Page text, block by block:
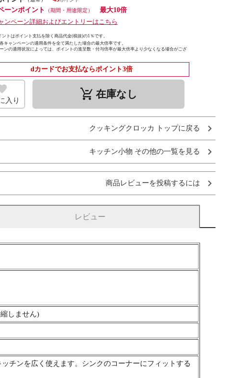
ーンポイント
（期間・用途限定）
最大10倍
ンペーン詳細およびエントリーはこちら
トはポイント支払を除く商品代金(税抜)の1％です。
キャンペーンの適用条件を全て満たした場合の最大倍率です。
ンの適用状況によっては、ポイントの進呈数・付与倍率が最大倍率より少なくなる場合がござ
dカードでお支払ならポイント3倍
入り remove_shopping_cart 在庫なし
クッキングクロッカ トップに戻る
キッチン小物 その他の一覧を見る
商品レビューを投稿するには
レビュー
しません)
チンを広く使えます。シンクのコーナーにフィットする